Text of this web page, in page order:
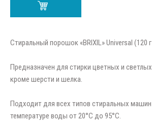
Стиральный порошок «BRIXIL» Universal (120
Предназначен для стирки цветных и
кроме шерсти и шелка.
Подходит для всех типов стиральных машин
температуре воды от 20°C до 95°C.